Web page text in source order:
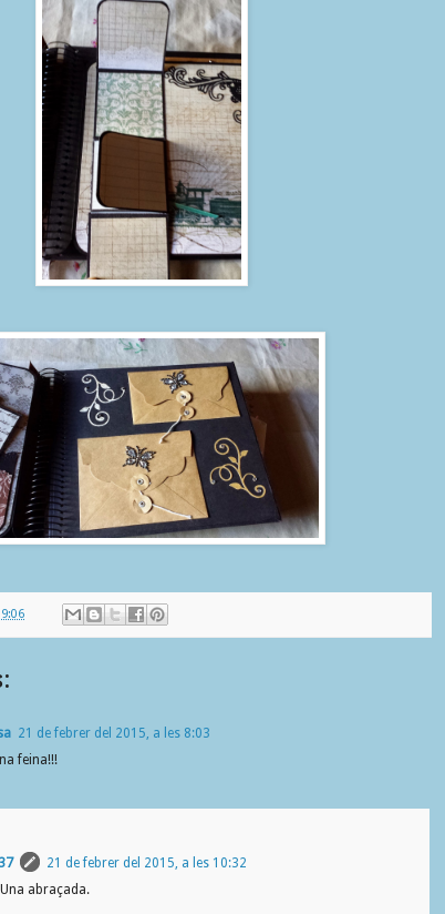
21 de febrer del 2015, a les 8:03
feina!!!
21 de febrer del 2015, a les 10:32
abraçada.